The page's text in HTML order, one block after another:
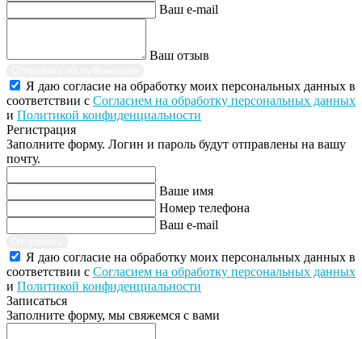
Ваш e-mail
Ваш отзыв
Я даю согласие на обработку моих персональных данных в
соответствии с Согласием на обработку персональных данных
и Политикой конфиденциальности
Регистрация
Заполните форму. Логин и пароль будут отправлены на вашу
почту.
Ваше имя
Номер телефона
Ваш e-mail
Я даю согласие на обработку моих персональных данных в
соответствии с Согласием на обработку персональных данных
и Политикой конфиденциальности
Записаться
Заполните форму, мы свяжемся с вами